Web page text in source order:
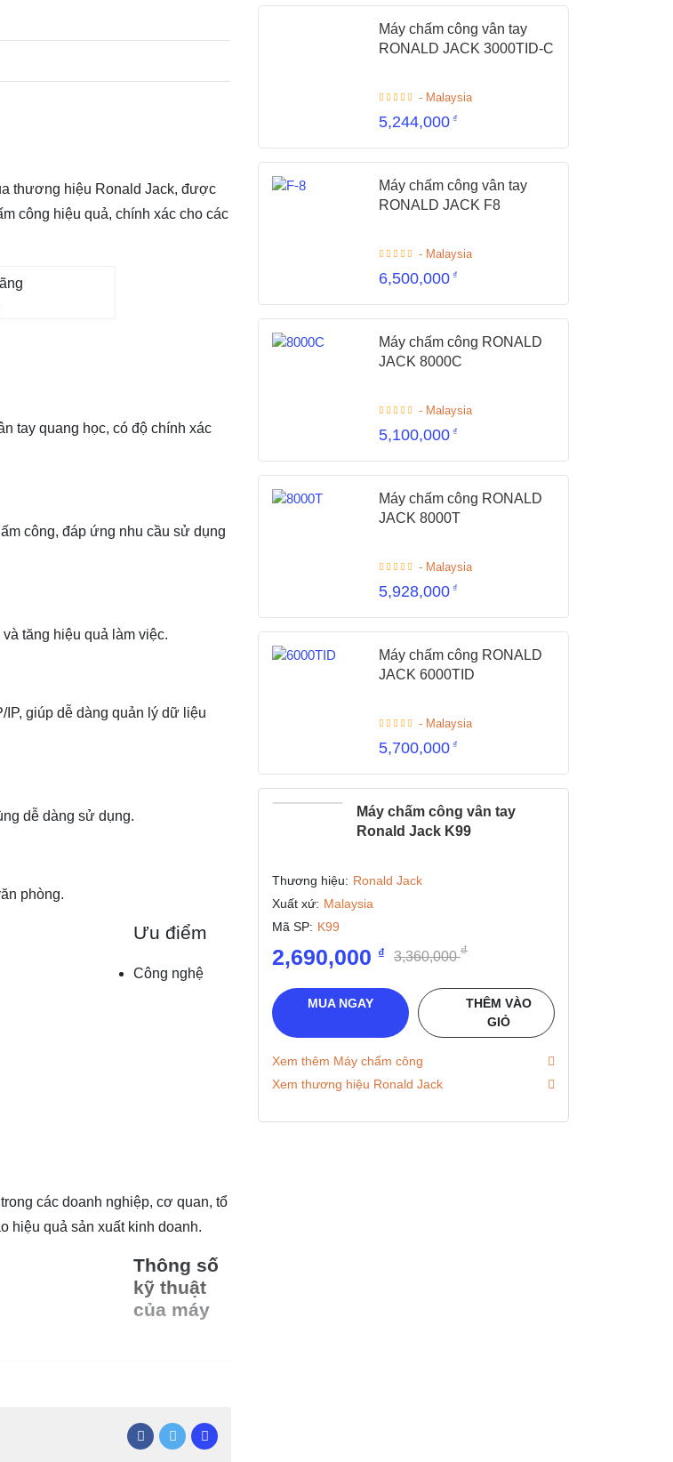
thương hiệu Ronald Jack, được
công hiệu quả, chính xác cho các
tay quang học, có độ chính xác
công, đáp ứng nhu cầu sử dụng
tăng hiệu quả làm việc.
giúp dễ dàng quản lý dữ liệu
dễ dàng sử dụng.
phòng.
Ưu điểm
Công nghệ
các doanh nghiệp, cơ quan, tổ
hiệu quả sản xuất kinh doanh.
Thông số
kỹ thuật
của máy
Máy chấm công vân tay
RONALD JACK 3000TID-C
- Malaysia
5,244,000₫
Máy chấm công vân tay
RONALD JACK F8
- Malaysia
6,500,000₫
Máy chấm công RONALD
JACK 8000C
- Malaysia
5,100,000₫
Máy chấm công RONALD
JACK 8000T
- Malaysia
5,928,000₫
Máy chấm công RONALD
JACK 6000TID
- Malaysia
5,700,000₫
Máy chấm công vân tay
Ronald Jack K99
Thương hiệu: Ronald Jack
Xuất xứ: Malaysia
Mã SP: K99
2,690,000 ₫ 3,360,000₫
MUA NGAY
THÊM VÀO
GIỎ
Xem thêm Máy chấm công
Xem thương hiệu Ronald Jack